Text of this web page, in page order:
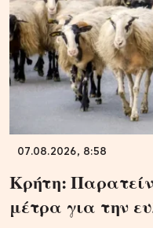
07.08.2026, 8:58
Κρήτη:
μέτρα για την